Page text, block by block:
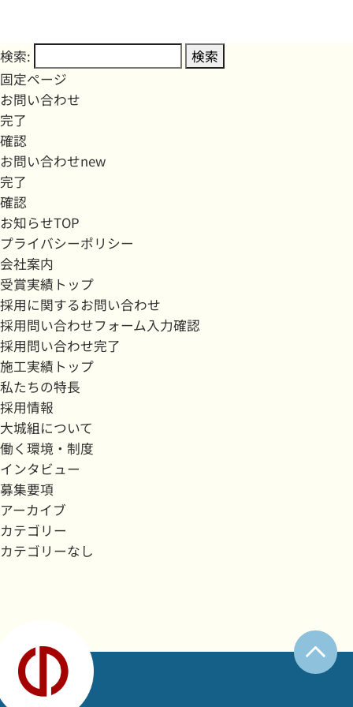
検索:
固定ページ
お問い合わせ
完了
確認
お問い合わせnew
完了
確認
お知らせTOP
プライバシーポリシー
会社案内
受賞実績トップ
採用に関するお問い合わせ
採用問い合わせフォーム入力確認
採用問い合わせ完了
施工実績トップ
私たちの特長
採用情報
大城組について
働く環境・制度
インタビュー
募集要項
アーカイブ
カテゴリー
カテゴリーなし